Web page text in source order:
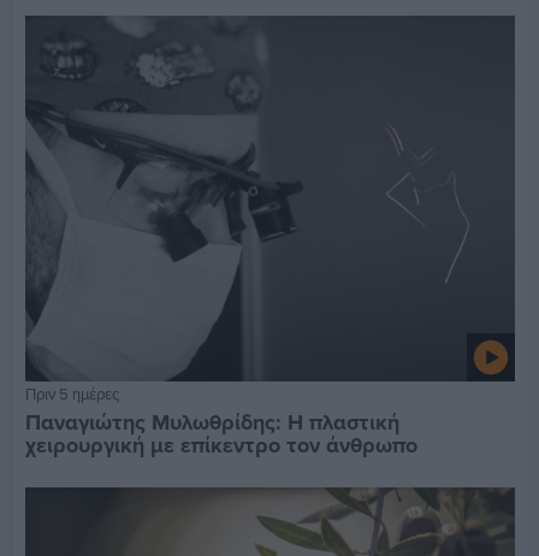
Πριν 5 ημέρες
Παναγιώτης Μυλωθρίδης: Η πλαστική
χειρουργική με επίκεντρο τον άνθρωπο